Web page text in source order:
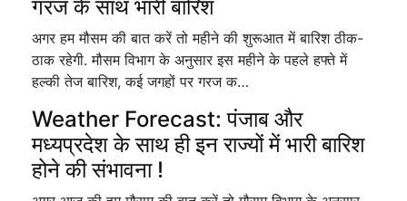
गरज के साथ भारी बारिश
अगर हम मौसम की बात करें तो महीने की शुरूआत में बारिश ठीक-
ठाक रहेगी. मौसम विभाग के अनुसार इस महीने के पहले हफ्ते में
हल्की तेज बारिश, कई जगहों पर गरज क…
Weather Forecast: पंजाब और
मध्यप्रदेश के साथ ही इन राज्यों में भारी बारिश
होने की संभावना !